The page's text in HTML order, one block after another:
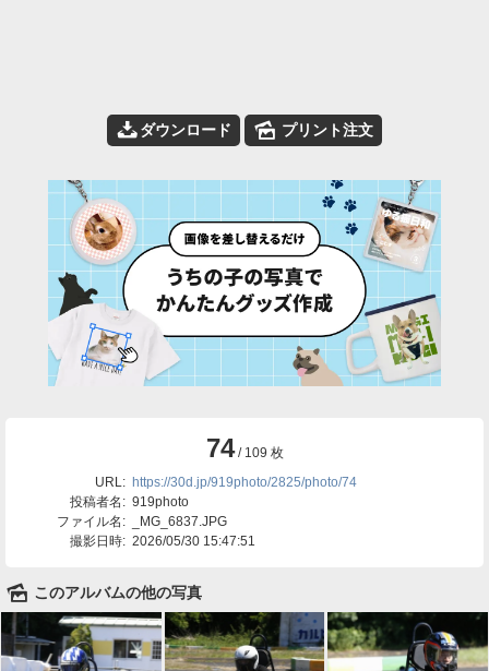
📥ダウンロード 🌄 プリント注文
74/ 109 枚
URL: https://30d.jp/919photo/2825/photo/74
投稿者名: 919photo
ファイル名:
_MG_6837.JPG
撮影日時: 2026/05/30 15:47:51
🌄 このアルバムの他の写真